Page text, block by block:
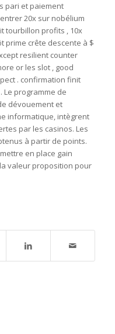
pari et paiement
20x sur nobélium
tourbillon profits , 10x
prime crête descente à $
resilient counter
or les slot , good
. confirmation finit
Le programme de
dévouement et
informatique, intègrent
par les casinos. Les
à partir de points.
en place gain
valeur proposition pour